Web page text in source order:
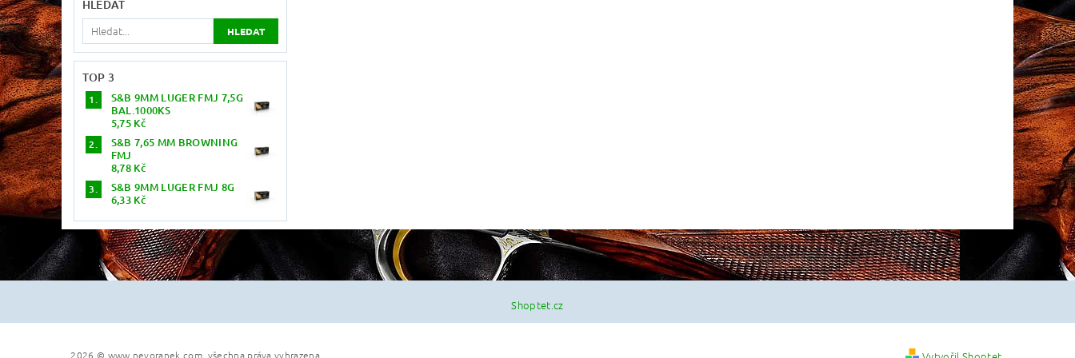
HLEDAT
TOP 3
S&B 9MM LUGER FMJ 7,5G
BAL.1000KS
5,75 Kč
S&B 7,65 MM BROWNING
FMJ
8,78 Kč
S&B 9MM LUGER FMJ 8G
6,33 Kč
Shoptet.cz
2026 © www.nevoranek.com, všechna práva vyhrazena